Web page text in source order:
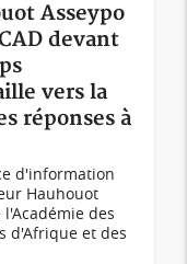
Asseypo
devant
vers la
réponses à
d'information
Hauhouot
des
d'Afrique et des